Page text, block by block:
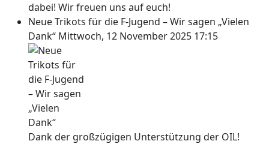
dabei! Wir freuen uns auf euch!
Neue Trikots für die F-Jugend – Wir sagen „Vielen
Dank“ Mittwoch, 12 November 2025 17:15
Dank der großzügigen Unterstützung der OIL!